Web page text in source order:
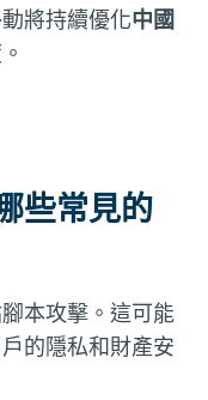
將持續優化中國
些常見的
本攻擊。這可能
的隱私和財產安